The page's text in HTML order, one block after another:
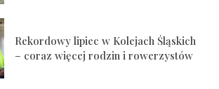
Rekordowy lipiec w Kolejach Śląskich
– coraz więcej rodzin i rowerzystów